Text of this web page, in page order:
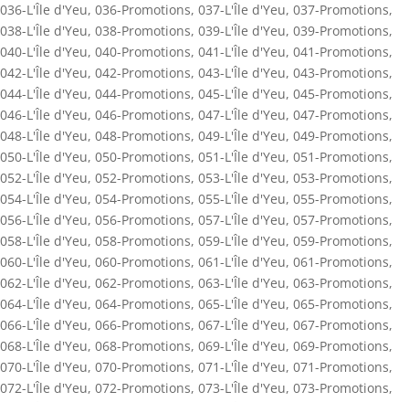
036-L'Île d'Yeu, 036-Promotions, 037-L'Île d'Yeu, 037-Promotions,
038-L'Île d'Yeu, 038-Promotions, 039-L'Île d'Yeu, 039-Promotions,
040-L'Île d'Yeu, 040-Promotions, 041-L'Île d'Yeu, 041-Promotions,
042-L'Île d'Yeu, 042-Promotions, 043-L'Île d'Yeu, 043-Promotions,
044-L'Île d'Yeu, 044-Promotions, 045-L'Île d'Yeu, 045-Promotions,
046-L'Île d'Yeu, 046-Promotions, 047-L'Île d'Yeu, 047-Promotions,
048-L'Île d'Yeu, 048-Promotions, 049-L'Île d'Yeu, 049-Promotions,
050-L'Île d'Yeu, 050-Promotions, 051-L'Île d'Yeu, 051-Promotions,
052-L'Île d'Yeu, 052-Promotions, 053-L'Île d'Yeu, 053-Promotions,
054-L'Île d'Yeu, 054-Promotions, 055-L'Île d'Yeu, 055-Promotions,
056-L'Île d'Yeu, 056-Promotions, 057-L'Île d'Yeu, 057-Promotions,
058-L'Île d'Yeu, 058-Promotions, 059-L'Île d'Yeu, 059-Promotions,
060-L'Île d'Yeu, 060-Promotions, 061-L'Île d'Yeu, 061-Promotions,
062-L'Île d'Yeu, 062-Promotions, 063-L'Île d'Yeu, 063-Promotions,
064-L'Île d'Yeu, 064-Promotions, 065-L'Île d'Yeu, 065-Promotions,
066-L'Île d'Yeu, 066-Promotions, 067-L'Île d'Yeu, 067-Promotions,
068-L'Île d'Yeu, 068-Promotions, 069-L'Île d'Yeu, 069-Promotions,
070-L'Île d'Yeu, 070-Promotions, 071-L'Île d'Yeu, 071-Promotions,
072-L'Île d'Yeu, 072-Promotions, 073-L'Île d'Yeu, 073-Promotions,